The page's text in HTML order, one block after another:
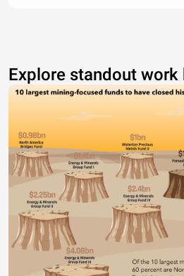
Explore standout work